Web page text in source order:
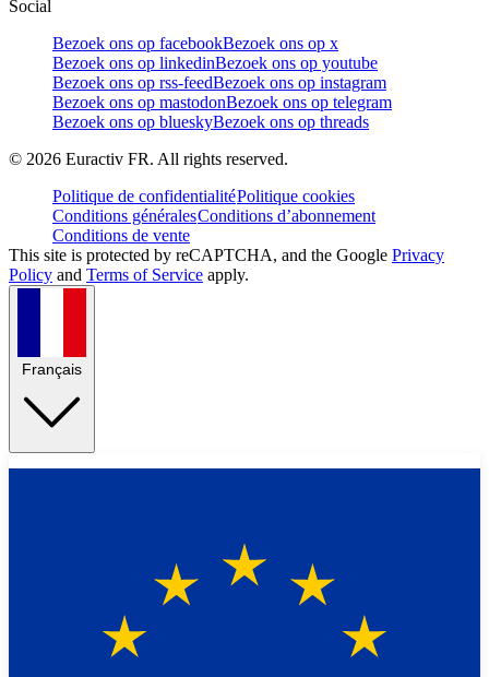
Social
Bezoek ons op facebookBezoek ons op x
Bezoek ons op linkedinBezoek ons op youtube
Bezoek ons op rss-feedBezoek ons op instagram
Bezoek ons op mastodonBezoek ons op telegram
Bezoek ons op blueskyBezoek ons op threads
© 2026 Euractiv FR. All rights reserved.
Politique de confidentialitéPolitique cookies
Conditions généralesConditions d’abonnement
Conditions de vente
This site is protected by reCAPTCHA, and the Google Privacy
Policy and Terms of Service apply.
Français